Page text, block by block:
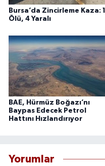
Bursa’da Zincirleme Kaza: 1
Ölü, 4 Yaralı
BAE, Hürmüz Boğazı’nı
Baypas Edecek Petrol
Hattını Hızlandırıyor
Yorumlar